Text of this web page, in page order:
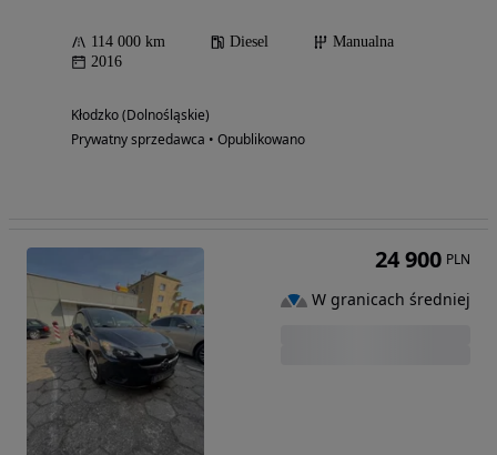
114 000 km Diesel
Manualna
2016
Kłodzko (Dolnośląskie)
Prywatny sprzedawca • Opublikowano
24 900 PLN
W granicach średniej